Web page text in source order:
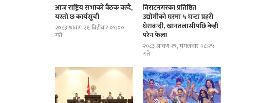
आज राष्ट्रिय सभाको बैठक बस्दै,
यस्तो छ कार्यसूची
२०८३ श्रावण २१, बिहीबार ०९:००
गते
विराटनगरका प्रतिष्ठित
उद्योगीको घरमा ५ घन्टा प्रहरी
घेराबन्दी, खानतलासीपछि केही
परेन फेला
२०८३ श्रावण १९, मंगलवार ०८:२५
गते